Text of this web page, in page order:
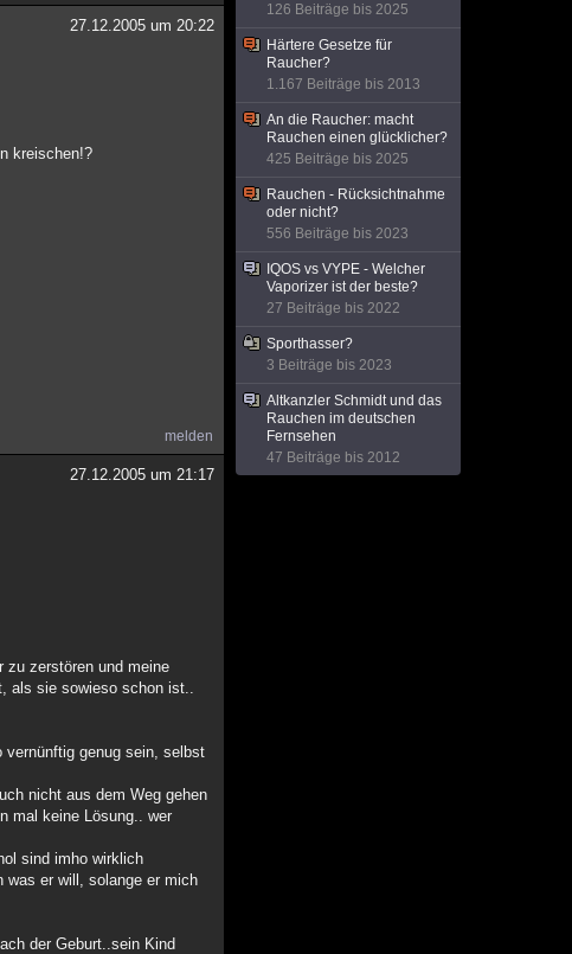
27.12.2005 um 20:22
kreischen!?
melden
27.12.2005 um 21:17
zu zerstören und meine
als sie sowieso schon ist..
genug sein, selbst
nicht aus dem Weg gehen
mal keine Lösung.. wer
sind imho wirklich
was er will, solange er mich
der Geburt..sein Kind
126 Beiträge bis 2025
Härtere Gesetze für
Raucher?
1.167 Beiträge bis 2013
An die Raucher: macht
Rauchen einen glücklicher?
425 Beiträge bis 2025
Rauchen - Rücksichtnahme
oder nicht?
556 Beiträge bis 2023
IQOS vs VYPE - Welcher
Vaporizer ist der beste?
27 Beiträge bis 2022
Sporthasser?
3 Beiträge bis 2023
Altkanzler Schmidt und das
Rauchen im deutschen
Fernsehen
47 Beiträge bis 2012